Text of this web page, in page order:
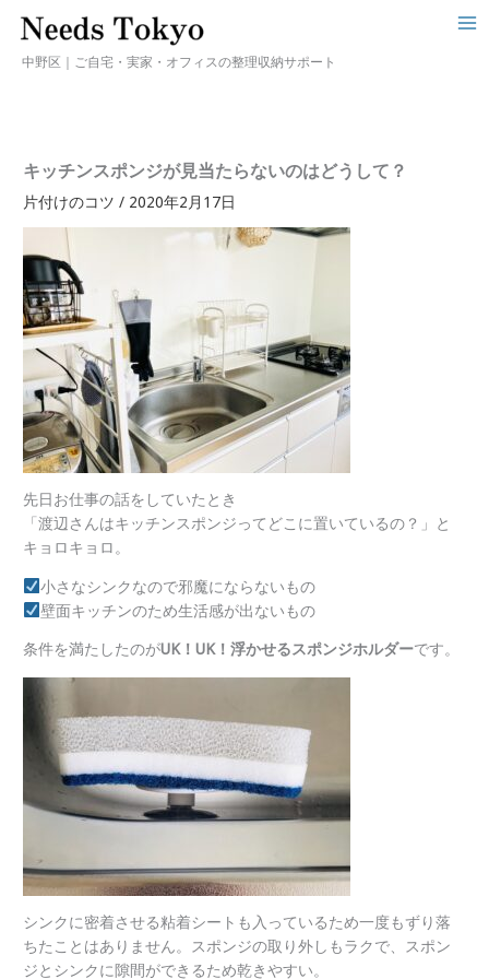
中野区｜ご自宅・実家・オフィスの整理収納サポート
キッチンスポンジが見当たらないのはどうして？
片付けのコツ / 2020年2月17日
先日お仕事の話をしていたとき
「渡辺さんはキッチンスポンジってどこに置いているの？」と
キョロキョロ。
小さなシンクなので邪魔にならないもの
壁面キッチンのため生活感が出ないもの
条件を満たしたのがUK！UK！浮かせるスポンジホルダーです。
シンクに密着させる粘着シートも入っているため一度もずり落
ちたことはありません。スポンジの取り外しもラクで、スポン
ジとシンクに隙間ができるため乾きやすい。